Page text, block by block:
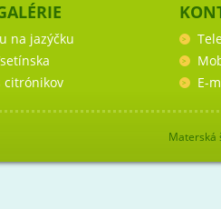
na jazýčku
citrónikov
E-
Materská